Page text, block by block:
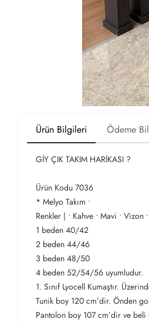
Ürün Bilgileri Ödeme
GİY ÇIK TAKIM HARİKASI ?
Ürün Kodu 7036
* Melyo Takım •
Renkler | • Kahve • Mavi • Vizon
1 beden 40/42
2 beden 44/46
3 beden 48/50
4 beden 52/54/56 uyumludur.
1. Sınıf Lyocell Kumaştır.
Tunik boy 120 cm’dir. Önden
Pantolon boy 107 cm’dir ve